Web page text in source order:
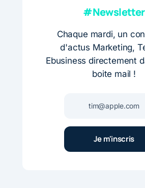
#Newsletter
Chaque mardi, un
d'actus Marketing,
Ebusiness directement
boite mail !